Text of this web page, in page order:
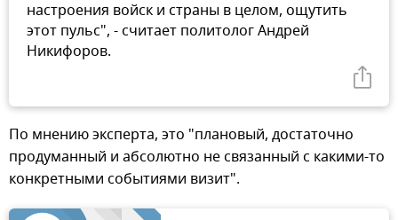
настроения войск и страны в целом, ощутить
этот пульс", - считает политолог Андрей
Никифоров.
По мнению эксперта, это "плановый, достаточно
продуманный и абсолютно не связанный с какими-то
конкретными событиями визит".